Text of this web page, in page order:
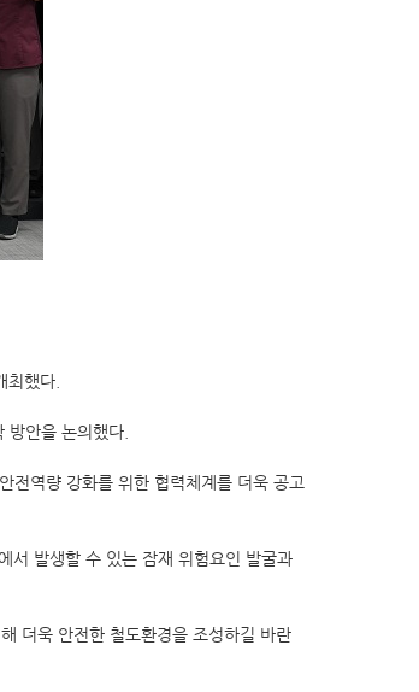
최했다.
안을 논의했다.
전역량 강화를 위한 협력체계를 더욱 공고
서 발생할 수 있는 잠재 위험요인 발굴과
더욱 안전한 철도환경을 조성하길 바란